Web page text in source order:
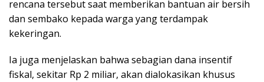
rencana tersebut saat memberikan bantuan air bersih
dan sembako kepada warga yang terdampak
kekeringan.
Ia juga menjelaskan bahwa sebagian dana insentif
fiskal, sekitar Rp 2 miliar, akan dialokasikan khusus